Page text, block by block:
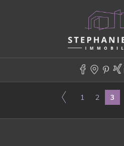
1 2 3